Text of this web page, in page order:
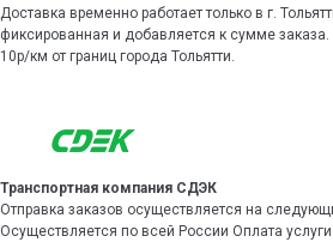
Доставка временно работает только в г.
фиксированная и добавляется к сумме заказа.
10р/км от границ города Тольятти.
Транспортная компания СДЭК
Отправка заказов осуществляется на
Осуществляется по всей России Оплата